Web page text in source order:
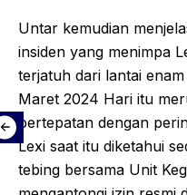
Untar kemudian
insiden yang menimpa
terjatuh dari lantai
Maret 2024 Hari itu
bertepatan dengan
Lexi saat itu diketahui
tebing bersama Unit